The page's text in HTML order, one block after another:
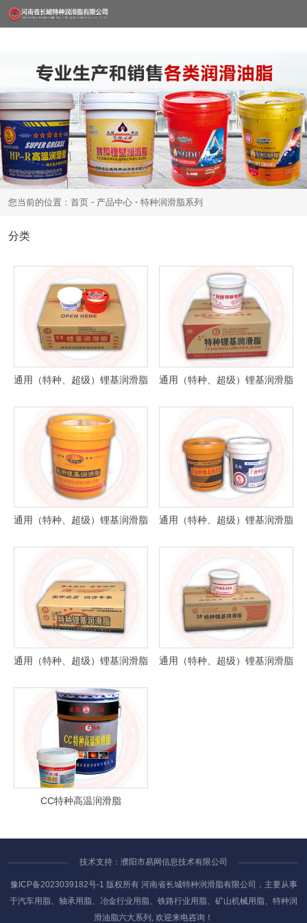
您当前的位置：首页 - 产品中心 - 特种润滑脂系列
特种润滑脂系列 铁路行业用脂系列
冶金行业用脂系列 轴承用脂系列
其它油脂系列 新产品
通用（特种、超级）锂基润滑脂 通用（特种、超级）锂基润滑脂
通用（特种、超级）锂基润滑脂 通用（特种、超级）锂基润滑脂
通用（特种、超级）锂基润滑脂 通用（特种、超级）锂基润滑脂
CC特种高温润滑脂
分类
通用（特种、超级）锂基润滑脂 通用（特种、超级）锂基润滑脂
通用（特种、超级）锂基润滑脂 通用（特种、超级）锂基润滑脂
通用（特种、超级）锂基润滑脂 通用（特种、超级）锂基润滑脂
CC特种高温润滑脂
技术支持：濮阳市易网信息技术有限公司
豫ICP备2023039182号-1 版权所有 河南省长城特种润滑脂有限公司，主要从事
于汽车用脂、轴承用脂、冶金行业用脂、铁路行业用脂、矿山机械用脂、特种润
滑油脂六大系列, 欢迎来电咨询！